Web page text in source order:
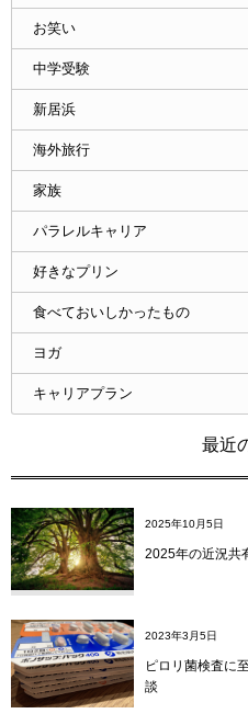
お笑い
中学受験
新居浜
海外旅行
家族
パラレルキャリア
好きなプリン
食べておいしかったもの
ヨガ
キャリアプラン
最近
2025年10月5日
2025年の近況共
2023年3月5日
ピロリ菌検査に
談